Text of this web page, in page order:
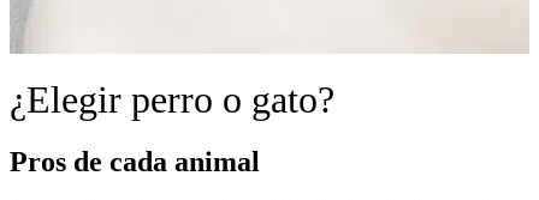
¿Elegir perro o gato?
Pros de cada animal